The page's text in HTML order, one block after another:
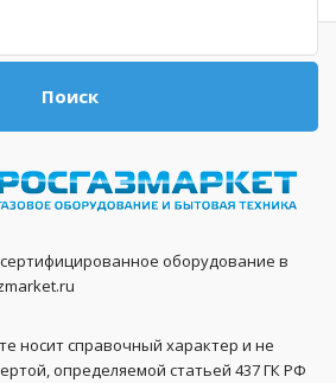
Поиск
оборудование в
носит справочный характер и не
определяемой статьей 437 ГК РФ